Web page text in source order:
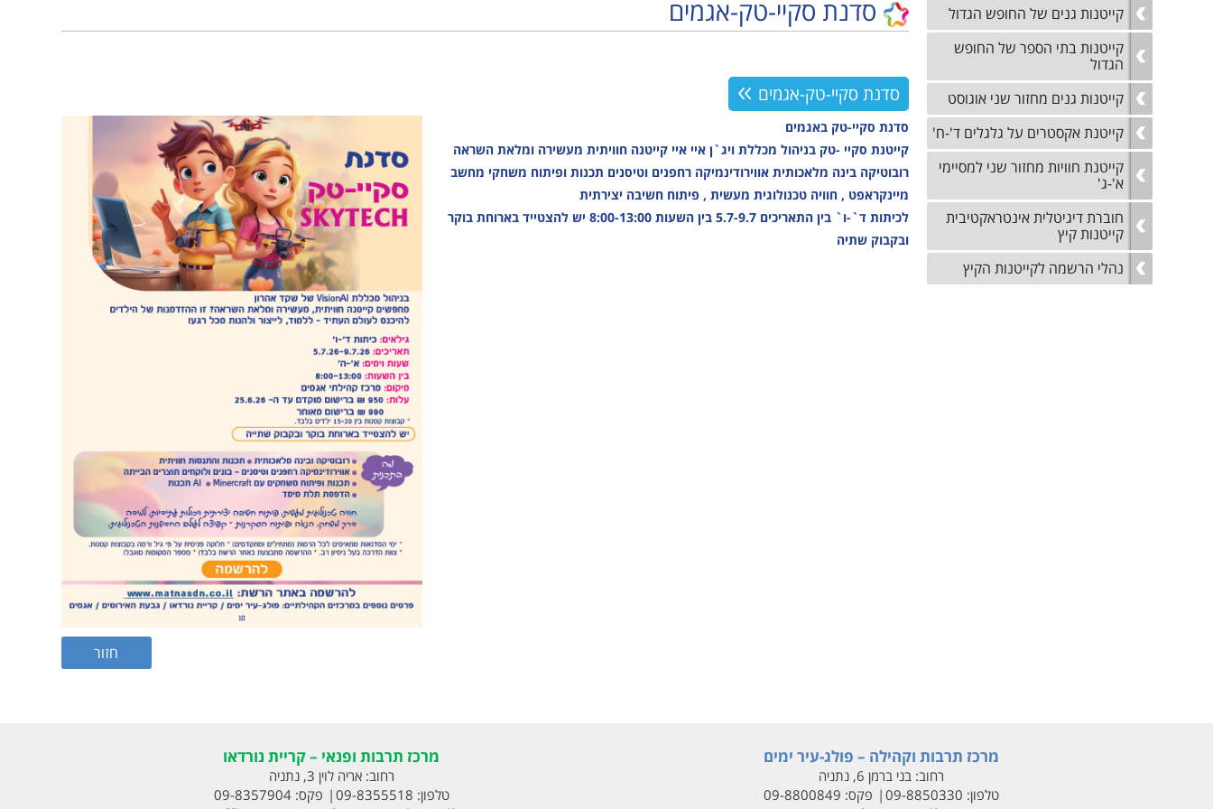
קיץ
נהלי הרשמה לקייטנות
הקיץ
נגישות והשתלבות
טכנולוגיה
למידה
מבוגרים
גמלאים
נגישות והשתלבות
לו"ז מערכת חוגים
לוח חופשות חוגים
מבוגרים
גמלאים
מוזיקה
לוח חופשות חוגים
לוח חופשות חוגים
קייטנות גנים של החופש הגדול
קייטנות בתי הספר של החופש
הגדול
קייטנות גנים מחזור שני אוגוסט
קייטנת אקסטרים על גלגלים ד'-ח'
קייטנת חוויות מחזור שני למסיימי
א'-ג'
חוברת דיגיטלית אינטראקטיבית
קייטנות קיץ
נהלי הרשמה לקייטנות הקיץ
סדנת סקיי-טק-אגמים
סדנת סקיי-טק-אגמים
סדנת סקיי-טק באגמים
קייטנת סקיי -טק בניהול מכללת ויג`ן איי איי קייטנה חוויתית מעשירה ומלאת השראה
רובוטיקה בינה מלאכותית אווירודינמיקה רחפנים וטיסנים תכנות ופיתוח משחקי מחשב
מיינקראפט , חוויה טכנולוגית מעשית , פיתוח חשיבה יצירתית
לכיתות ד`-ו` בין התאריכים 5.7-9.7 בין השעות 8:00-13:00 יש להצטייד בארוחת בוקר
ובקבוק שתיה
מרכז תרבות וקהילה – פולג-עיר ימים
רחוב: בני ברמן 6, נתניה
טלפון: 09-8850330 פקס: 09-8800849
מרכז תרבות ופנאי – קריית נורדאו
רחוב:אריה לוין 3, נתניה
טלפון: 09-8355518 פקס:09-8357904